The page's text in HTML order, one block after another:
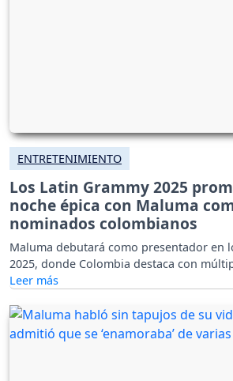
ENTRETENIMIENTO
Los Latin Grammy 2025
noche épica con Maluma
nominados colombianos
Maluma debutará como presentador en
2025, donde Colombia destaca con